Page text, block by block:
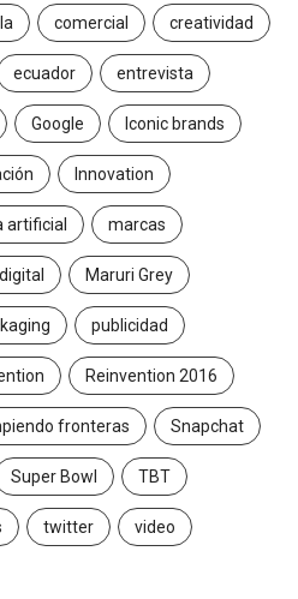
comercial creatividad
ecuador entrevista
Google Iconic brands
Innovation
artificial marcas
Maruri Grey
publicidad
Reinvention 2016
fronteras Snapchat
Super Bowl TBT
twitter video